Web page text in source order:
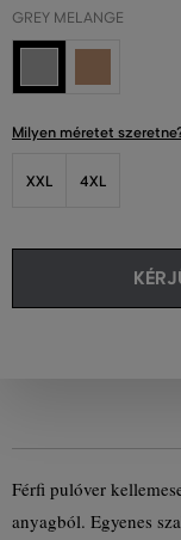
GREY MELANGE
Milyen méretet
XXL 4XL
Férfi pulóver
anyagból. Egyenes